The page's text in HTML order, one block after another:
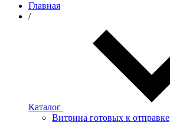
Главная
/
Каталог
Витрина готовых к отправке